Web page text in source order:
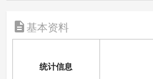
 基本资料
统计信息